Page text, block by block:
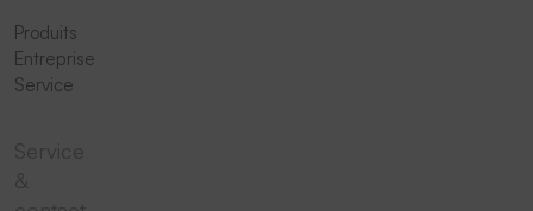
Produits
Entreprise
Service